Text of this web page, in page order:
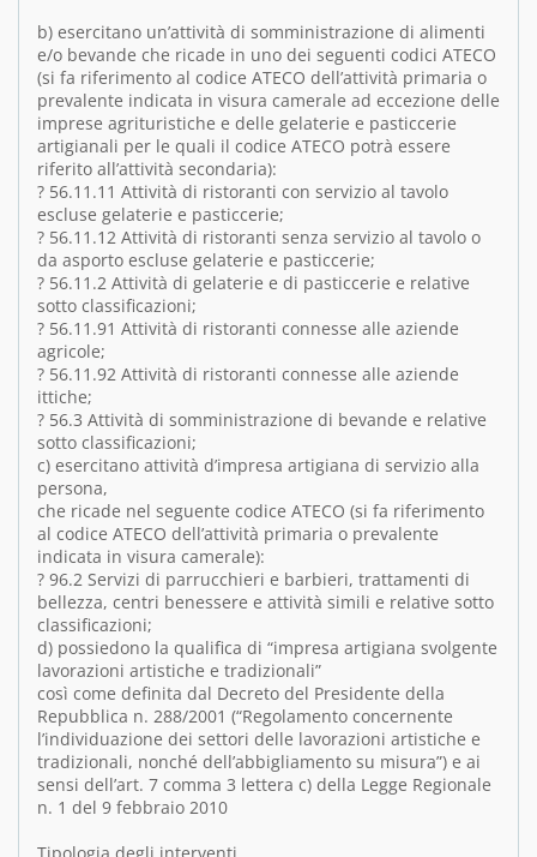
b) esercitano un’attività di somministrazione di alimenti
e/o bevande che ricade in uno dei seguenti codici ATECO
(si fa riferimento al codice ATECO dell’attività primaria o
prevalente indicata in visura camerale ad eccezione delle
imprese agrituristiche e delle gelaterie e pasticcerie
artigianali per le quali il codice ATECO potrà essere
riferito all’attività secondaria):
? 56.11.11 Attività di ristoranti con servizio al tavolo
escluse gelaterie e pasticcerie;
? 56.11.12 Attività di ristoranti senza servizio al tavolo o
da asporto escluse gelaterie e pasticcerie;
? 56.11.2 Attività di gelaterie e di pasticcerie e relative
sotto classificazioni;
? 56.11.91 Attività di ristoranti connesse alle aziende
agricole;
? 56.11.92 Attività di ristoranti connesse alle aziende
ittiche;
? 56.3 Attività di somministrazione di bevande e relative
sotto classificazioni;
c) esercitano attività d’impresa artigiana di servizio alla
persona,
che ricade nel seguente codice ATECO (si fa riferimento
al codice ATECO dell’attività primaria o prevalente
indicata in visura camerale):
? 96.2 Servizi di parrucchieri e barbieri, trattamenti di
bellezza, centri benessere e attività simili e relative sotto
classificazioni;
d) possiedono la qualifica di “impresa artigiana svolgente
lavorazioni artistiche e tradizionali”
così come definita dal Decreto del Presidente della
Repubblica n. 288/2001 (“Regolamento concernente
l’individuazione dei settori delle lavorazioni artistiche e
tradizionali, nonché dell’abbigliamento su misura”) e ai
sensi dell’art. 7 comma 3 lettera c) della Legge Regionale
n. 1 del 9 febbraio 2010
Tipologia degli interventi